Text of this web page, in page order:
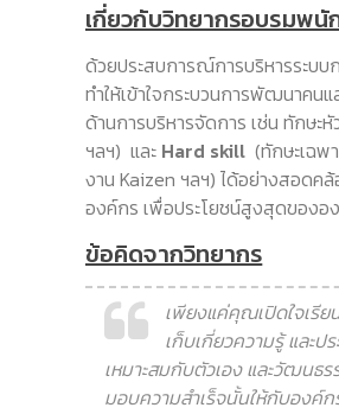
เกี่ยวกับวิทยากรอบรมพนั
ด้วยประสบการณ์การบริหารระบ
ทำให้เข้าใจกระบวนการพัฒนาค
ด้านการบริหารจัดการ เช่น ทักษะ
ฯลฯ) และ Hard skill (ทักษะเฉพ
งาน Kaizen ฯลฯ) ได้อย่างสอดคล้
องค์กร เพื่อประโยชน์สูงสุดของอ
ข้อคิดจากวิทยากร
เพียงแค่คุณเปิดใจเรี
เก็บเกี่ยวความรู้ และป
เหมาะสมกับตัวเอง และวัฒนธ
มอบความสำเร็จนั้นให้กับอง